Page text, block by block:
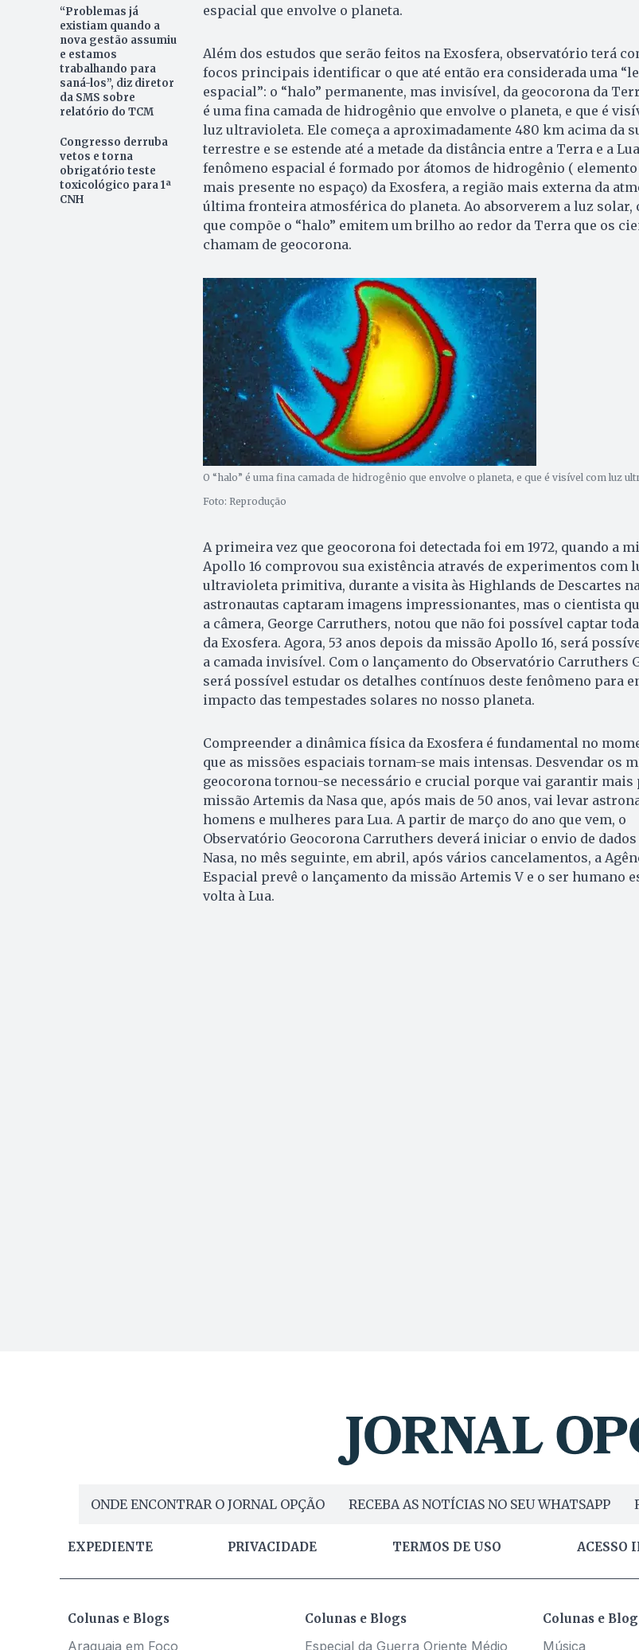
“Problemas já
existiam quando a
nova gestão assumiu
e estamos
trabalhando para
saná-los”, diz diretor
da SMS sobre
relatório do TCM
Congresso derruba
vetos e torna
obrigatório teste
toxicológico para 1ª
CNH
espacial que envolve o planeta.
Além dos estudos que serão feitos na Exosfera, observatório terá
focos principais identificar o que até então era considerada uma
espacial”: o “halo” permanente, mas invisível, da geocorona da
é uma fina camada de hidrogênio que envolve o planeta, e que é
luz ultravioleta. Ele começa a aproximadamente 480 km acima da
terrestre e se estende até a metade da distância entre a Terra e a
fenômeno espacial é formado por átomos de hidrogênio (
mais presente no espaço) da Exosfera, a região mais externa da
última fronteira atmosférica do planeta. Ao absorverem a luz solar,
que compõe o “halo” emitem um brilho ao redor da Terra que os
chamam de geocorona.
O “halo” é uma fina camada de hidrogênio que envolve o planeta, e que é visível com luz
Foto: Reprodução
A primeira vez que geocorona foi detectada foi em 1972, quando a
Apollo 16 comprovou sua existência através de experimentos com
ultravioleta primitiva, durante a visita às Highlands de Descartes na
astronautas captaram imagens impressionantes, mas o cientista
a câmera, George Carruthers, notou que não foi possível captar
da Exosfera. Agora, 53 anos depois da missão Apollo 16, será
a camada invisível. Com o lançamento do Observatório Carruthers
será possível estudar os detalhes contínuos deste fenômeno para
impacto das tempestades solares no nosso planeta.
Compreender a dinâmica física da Exosfera é fundamental no
que as missões espaciais tornam-se mais intensas. Desvendar os
geocorona tornou-se necessário e crucial porque vai garantir mais
missão Artemis da Nasa que, após mais de 50 anos, vai levar
homens e mulheres para Lua. A partir de março do ano que vem, o
Observatório Geocorona Carruthers deverá iniciar o envio de dados
Nasa, no mês seguinte, em abril, após vários cancelamentos, a
Espacial prevê o lançamento da missão Artemis V e o ser humano
volta à Lua.
ONDE ENCONTRAR O JORNAL OPÇÃO RECEBA AS NOTÍCIAS NO SEU WHATSAPP
EXPEDIENTE PRIVACIDADE TERMOS DE USO ACESSO
Colunas e Blogs
Araguaia em Foco
Colunas e Blogs
Especial da Guerra Oriente Médio
Colunas e
Música